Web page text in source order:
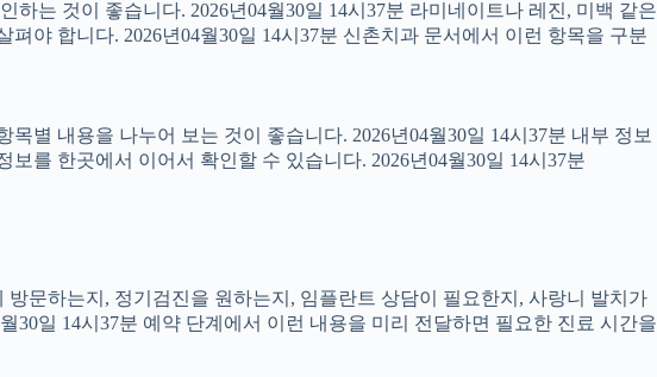
는 것이 좋습니다. 2026년04월30일 14시37분 라미네이트나 레진, 미백 같은
야 합니다. 2026년04월30일 14시37분 신촌치과 문서에서 이런 항목을 구분
목별 내용을 나누어 보는 것이 좋습니다. 2026년04월30일 14시37분 내부 정보
를 한곳에서 이어서 확인할 수 있습니다. 2026년04월30일 14시37분
문하는지, 정기검진을 원하는지, 임플란트 상담이 필요한지, 사랑니 발치가
일 14시37분 예약 단계에서 이런 내용을 미리 전달하면 필요한 진료 시간을